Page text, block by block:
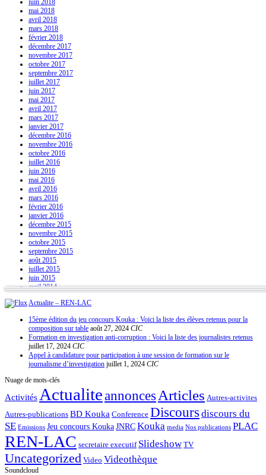
mai 2018
avril 2018
mars 2018
février 2018
décembre 2017
novembre 2017
octobre 2017
septembre 2017
juillet 2017
juin 2017
mai 2017
avril 2017
mars 2017
janvier 2017
décembre 2016
novembre 2016
octobre 2016
juillet 2016
juin 2016
mai 2016
avril 2016
mars 2016
février 2016
janvier 2016
décembre 2015
novembre 2015
octobre 2015
septembre 2015
août 2015
juillet 2015
juin 2015
avril 2014
Actualite – REN-LAC
15ème édition du jeu concours Kouka : Voici la liste des élèves retenus pour la
composition sur table août 27, 2024 CIC
Formation en investigation anti-corruption : Voici la liste des journalistes retenus
juillet 17, 2024 CIC
Appel à candidature pour participation à une session de formation sur le
journalisme d’investigation juillet 1, 2024 CIC
Nuage de mots-clés
Activités Actualiteannonces Articles Autres-activites
Autres-publications BD Kouka Conference Discours discours du
SE Emissions Jeu concours KoukaJNRCKouka media Nos publications PLAC
REN-LAC secretaire executif Slideshow TV
Uncategorized Video Videothèque
Soundcloud